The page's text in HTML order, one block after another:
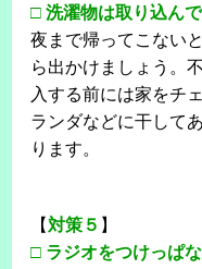
□洗濯物は取り込んで
夜まで帰ってこない
ら出かけましょう。
入する前には家をチ
ランダなどに干して
ります。
【対策５ 】
□ ラジオをつけっぱ